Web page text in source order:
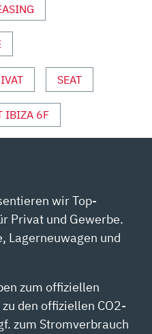
SEAT
IBIZA 6F
wir Top-
Privat und Gewerbe.
Lagerneuwagen und
zum offiziellen
den offiziellen CO2-
zum Stromverbrauch